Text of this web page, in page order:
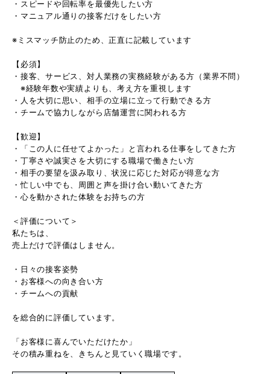
・スピードや回転率を最優先したい方
・マニュアル通りの接客だけをしたい方
※ミスマッチ防止のため、正直に記載しています
【必須】
・接客、サービス、対人業務の実務経験がある方（業界不問）
※経験年数や実績よりも、考え方を重視します
・人を大切に思い、相手の立場に立って行動できる方
・チームで協力しながら店舗運営に関われる方
【歓迎】
・「この人に任せてよかった」と言われる仕事をしてきた方
・丁寧さや誠実さを大切にする職場で働きたい方
・相手の要望を汲み取り、状況に応じた対応が得意な方
・忙しい中でも、周囲と声を掛け合い動いてきた方
・心を動かされた体験をお持ちの方
＜評価について＞
私たちは、
売上だけで評価はしません。
・日々の接客姿勢
・お客様への向き合い方
・チームへの貢献
を総合的に評価しています。
「お客様に喜んでいただけたか」
その積み重ねを、きちんと見ていく職場です。